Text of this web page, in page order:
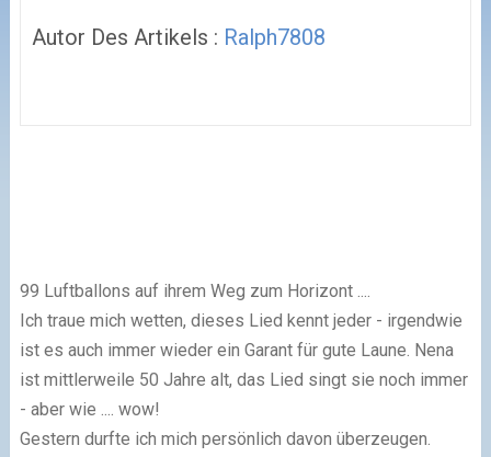
Autor Des Artikels : Ralph7808
99 Luftballons auf ihrem Weg zum Horizont ....
Ich traue mich wetten, dieses Lied kennt jeder - irgendwie
ist es auch immer wieder ein Garant für gute Laune. Nena
ist mittlerweile 50 Jahre alt, das Lied singt sie noch immer
- aber wie .... wow!
Gestern durfte ich mich persönlich davon überzeugen.